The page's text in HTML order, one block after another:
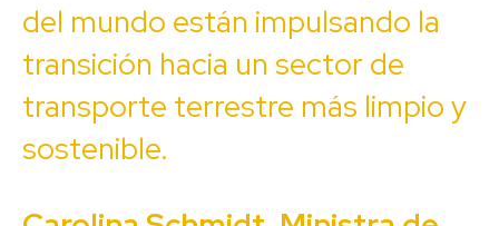
del mundo están impulsando la
transición hacia un sector de
transporte terrestre más limpio y
sostenible.